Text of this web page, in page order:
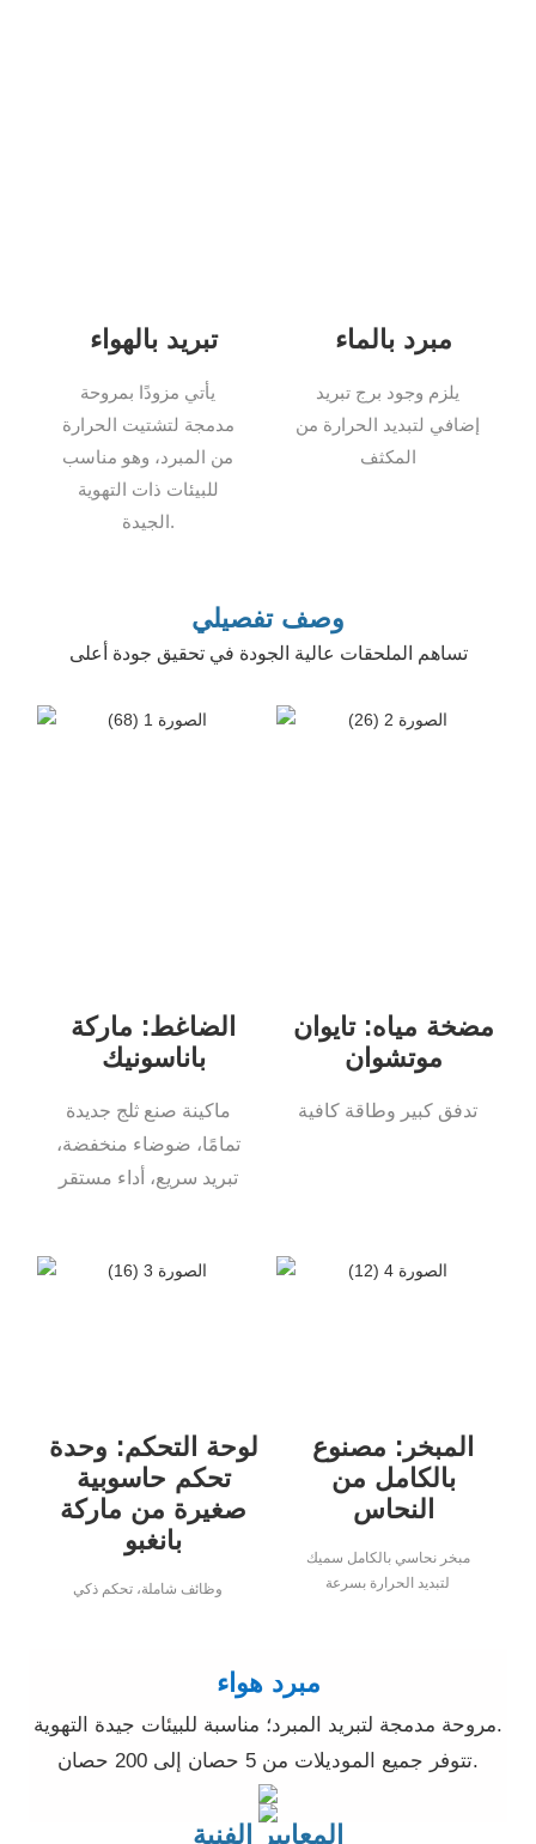
تبريد بالهواء
يأتي مزودًا بمروحة
مدمجة لتشتيت الحرارة
من المبرد، وهو مناسب
للبيئات ذات التهوية
الجيدة.
مبرد بالماء
يلزم وجود برج تبريد
إضافي لتبديد الحرارة من
المكثف
وصف تفصيلي
تساهم الملحقات عالية الجودة في تحقيق جودة أعلى
الضاغط: ماركة
باناسونيك
ماكينة صنع ثلج جديدة
تمامًا، ضوضاء منخفضة،
تبريد سريع، أداء مستقر
مضخة مياه: تايوان
موتشوان
تدفق كبير وطاقة كافية
لوحة التحكم: وحدة
تحكم حاسوبية
صغيرة من ماركة
بانغبو
وظائف شاملة، تحكم ذكي
المبخر: مصنوع
بالكامل من
النحاس
مبخر نحاسي بالكامل سميك
لتبديد الحرارة بسرعة
مبرد هواء
مروحة مدمجة لتبريد المبرد؛ مناسبة للبيئات جيدة التهوية.
تتوفر جميع الموديلات من 5 حصان إلى 200 حصان.
المعايير الفنية